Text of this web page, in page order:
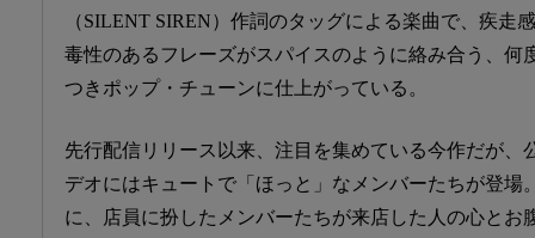
（SILENT SIREN）作詞のタッグによる楽曲で、疾走
毒性のあるフレーズがスパイスのように絡み合う、何
つきポップ・チューンに仕上がっている。
先行配信リリース以来、注目を集めている今作だが、
デオにはキュートで「ほっと」なメンバーたちが登場
に、店員に扮したメンバーたちが来店した人の心とお